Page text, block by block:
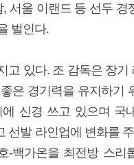
, 서울 이랜드 등 선두 경
벌인다.
고 있다. 조 감독은 장기
은 경기력을 유지하기
신경 쓰고 있으며 국
선발 라인업에 변화를
-백가온을 최전방 스리